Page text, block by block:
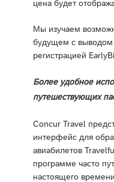
цена будет
Мы изучаем
будущем с выводом
регистрацией
Более удобное
путешествующих
Concur Travel
интерфейс для
авиабилетов
программе часто
настоящего